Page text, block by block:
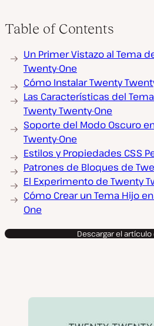
Table of Contents
Un Primer Vistazo al Tema
Twenty-One
Cómo Instalar Twenty
Las Características del
Twenty Twenty-One
Soporte del Modo Oscuro
Twenty-One
Estilos y Propiedades CSS
Patrones de Bloques de
El Experimento de Twenty
Cómo Crear un Tema Hijo
One
Descargar el artículo